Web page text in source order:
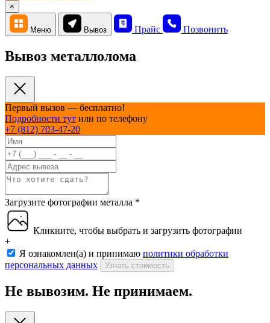
×
Меню Вывоз Прайс Позвонить
Вывоз металлолома
Первый вызов — бесплатно!
Подробности тут или по телефону
+7 (812) 703-47-20
Загрузите фотографии металла *
Кликните, чтобы выбрать и загрузить фотографии
+
Я ознакомлен(а) и принимаю политики обработки
персональных данных
Узнать стоимость
Не вывозим. Не принимаем.